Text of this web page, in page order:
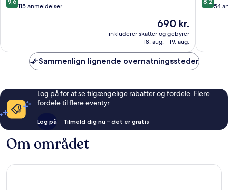
ud
anmeldelser
115 anmeldelser
Prisen
er
690 kr.
690 kr.
inkluderer skatter og gebyrer
18. aug. - 19. aug.
ud 54
Sammenlign lignende overnatningssteder
Log på for at se tilgængelige rabatter og fordele. Flere
fordele til flere eventyr.
Log på Tilmeld dig nu – det er gratis
Om området